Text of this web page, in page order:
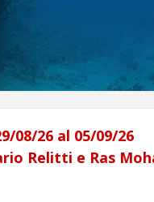
08/26 al 05/09/26
Relitti e Ras